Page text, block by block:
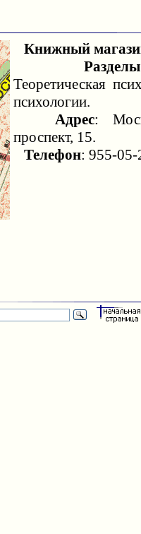
Книжный
Теоретическая
психологии.
Адрес:
проспект, 15.
Телефон: 955-05-